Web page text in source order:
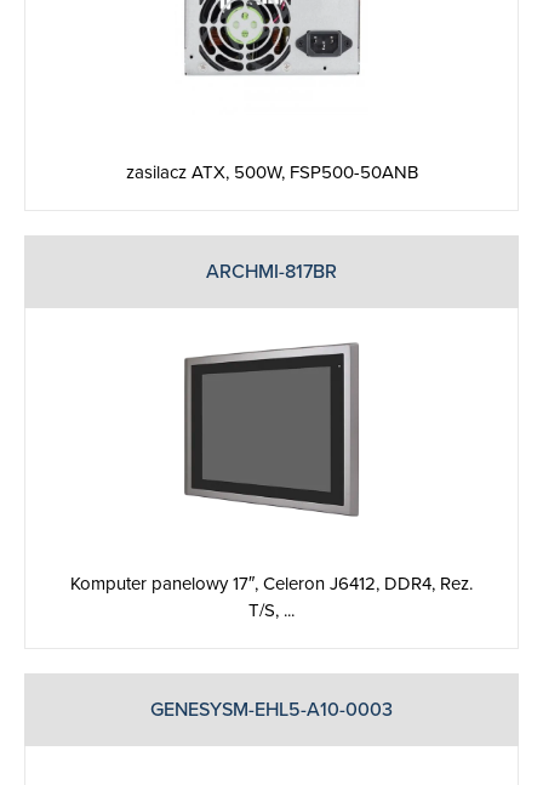
zasilacz ATX, 500W, FSP500-50ANB
ARCHMI-817BR
Komputer panelowy 17″, Celeron J6412, DDR4, Rez.
T/S, ...
GENESYSM-EHL5-A10-0003